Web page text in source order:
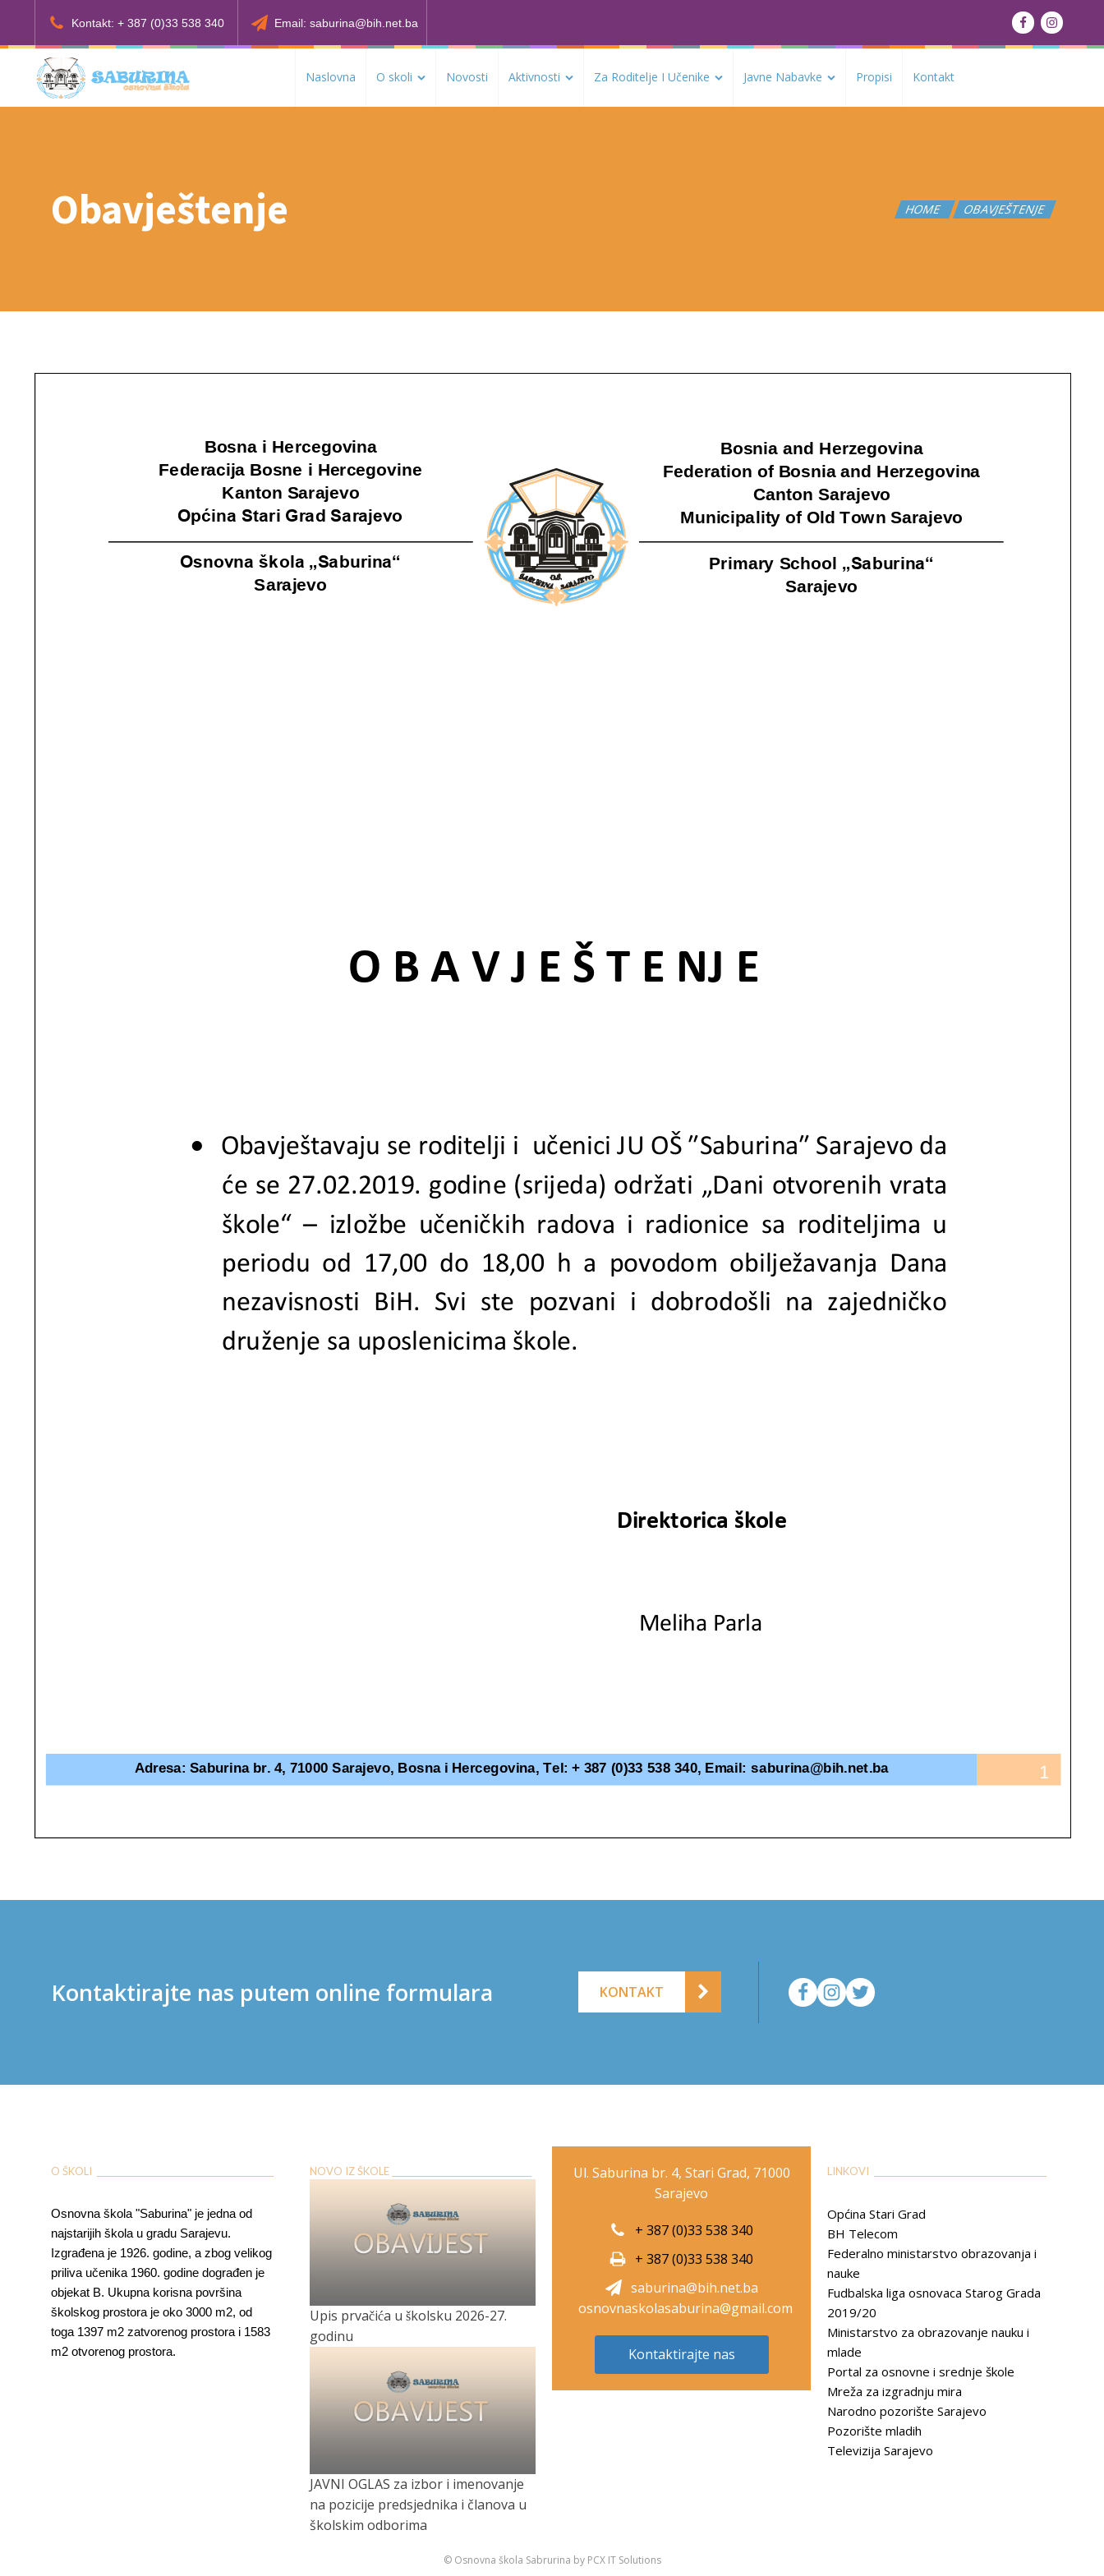
Kontakt: + 387 (0)33 538 340 Email: saburina@bih.net.ba
Naslovna O skoli Novosti Aktivnosti Za Roditelje I Učenike Javne Nabavke Propisi Kontakt
Obavještenje HOME OBAVJEŠTENJE
Kontaktirajte nas putem online formulara KONTAKT
O ŠKOLI ___________________________________________
Osnovna škola "Saburina" je jedna od
najstarijih škola u gradu Sarajevu.
Izgrađena je 1926. godine, a zbog velikog
priliva učenika 1960. godine dograđen je
objekat B. Ukupna korisna površina
školskog prostora je oko 3000 m2, od
toga 1397 m2 zatvorenog prostora i 1583
m2 otvorenog prostora.
NOVO IZ ŠKOLE __________________________________
Upis prvačića u školsku 2026-27.
godinu
JAVNI OGLAS za izbor i imenovanje
na pozicije predsjednika i članova u
školskim odborima
Ul. Saburina br. 4, Stari Grad, 71000
Sarajevo
+ 387 (0)33 538 340
+ 387 (0)33 538 340
saburina@bih.net.ba
osnovnaskolasaburina@gmail.com
Kontaktirajte nas
LINKOVI __________________________________________
Općina Stari Grad
BH Telecom
Federalno ministarstvo obrazovanja i
nauke
Fudbalska liga osnovaca Starog Grada
2019/20
Ministarstvo za obrazovanje nauku i
mlade
Portal za osnovne i srednje škole
Mreža za izgradnju mira
Narodno pozorište Sarajevo
Pozorište mladih
Televizija Sarajevo
© Osnovna škola Sabrurina by PCX IT Solutions